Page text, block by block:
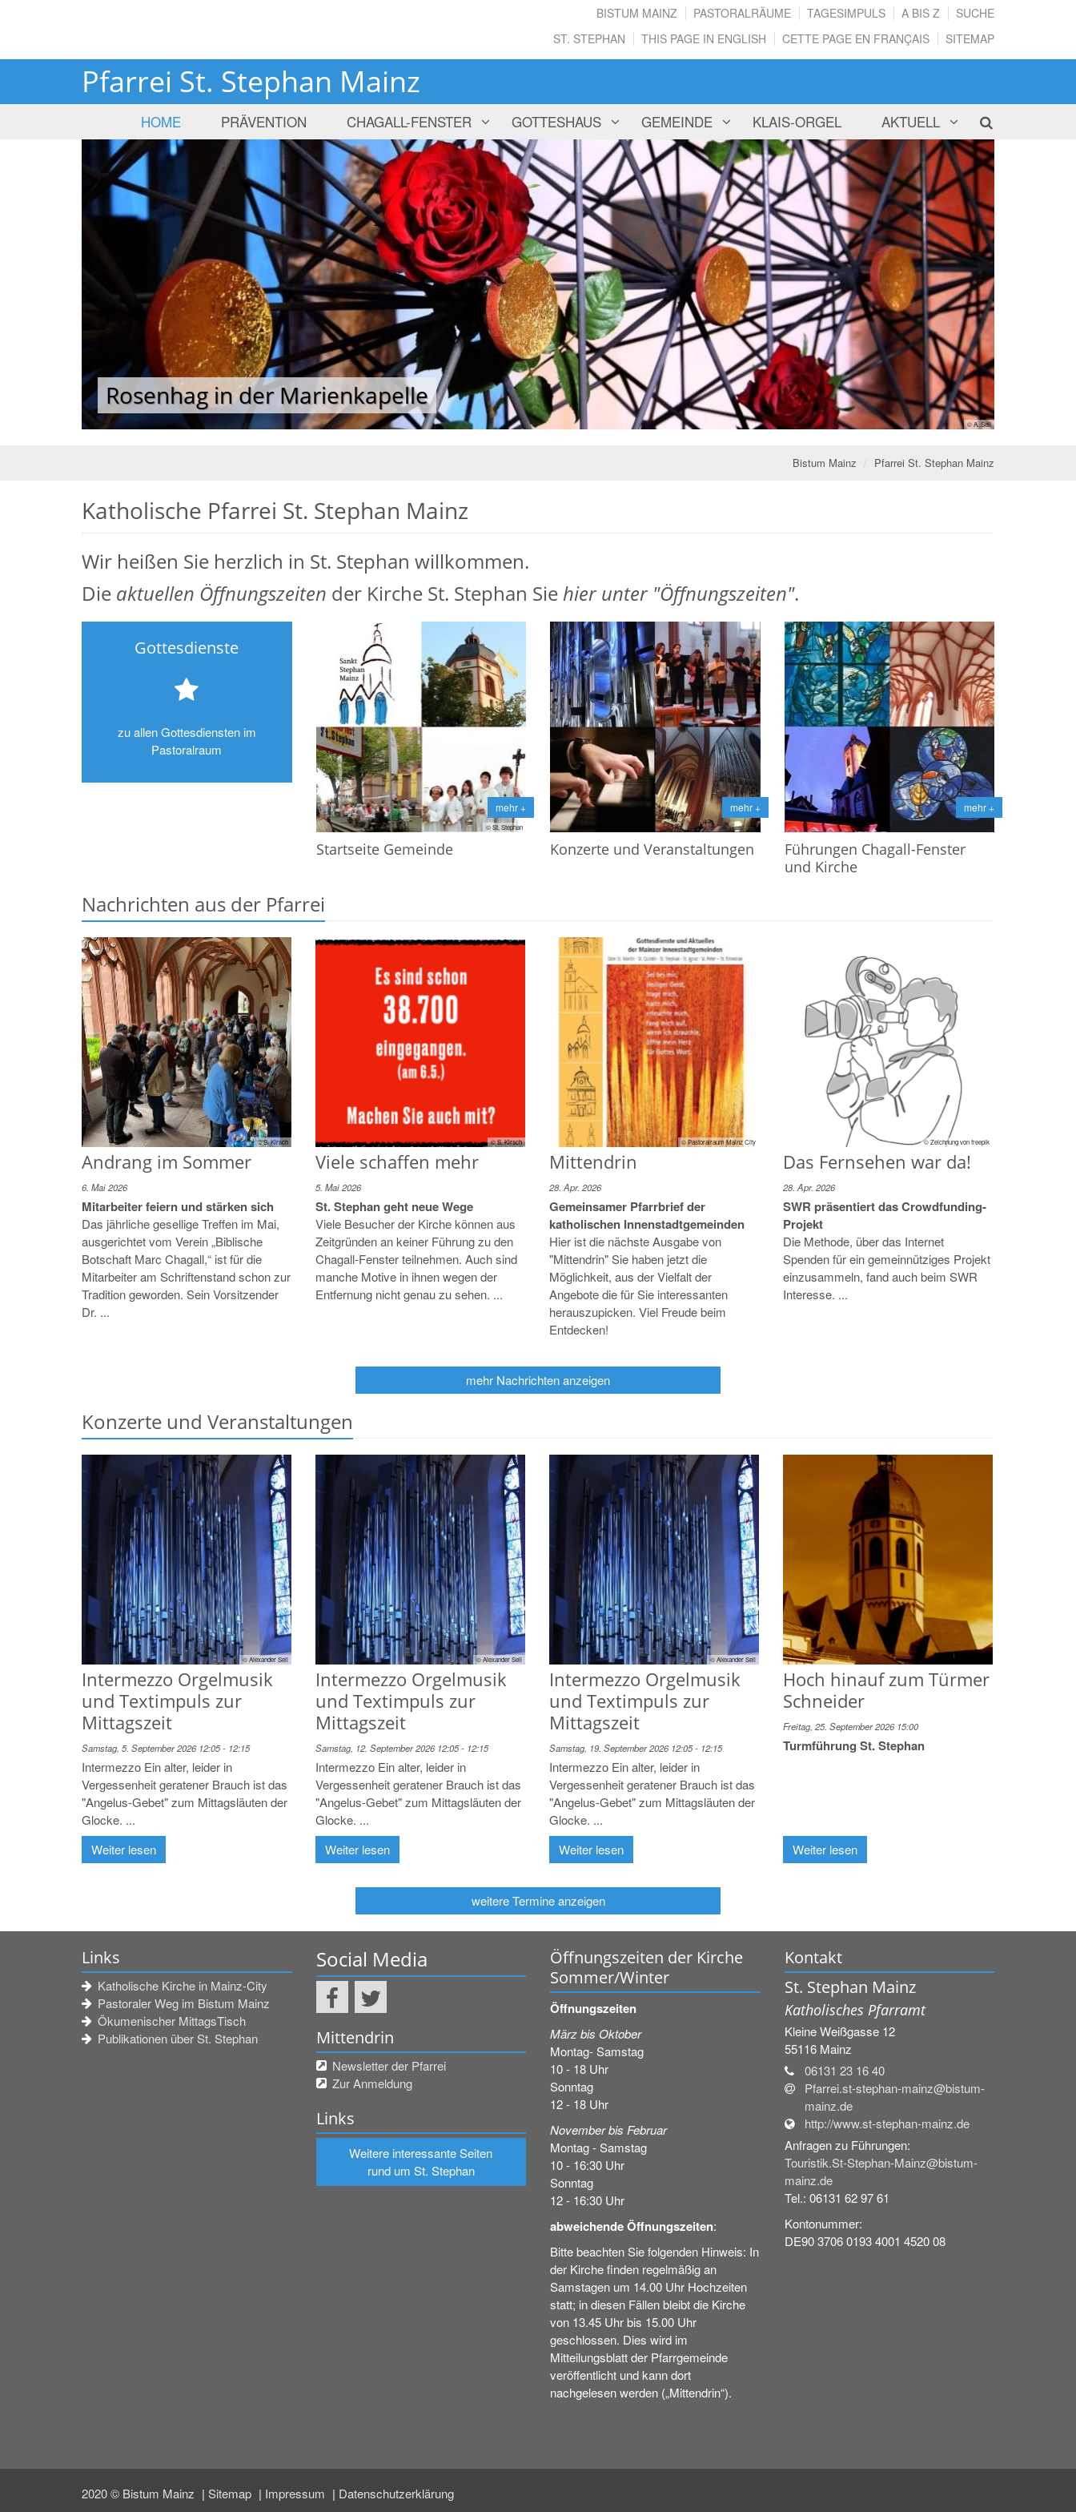
BISTUM MAINZ PASTORALRÄUME TAGESIMPULS A BIS Z
SUCHE
ST. STEPHAN
THIS PAGE IN ENGLISH CETTE PAGE EN FRANÇAIS SITEMAP
Pfarrei St. Stephan Mainz
HOME PRÄVENTION CHAGALL-FENSTER GOTTESHAUS GEMEINDE KLAIS-ORGEL AKTUELL
© A. Sell
Rosenhag in der Marienkapelle
Rosenhag in der Marienkapelle
Bistum Mainz Pfarrei St. Stephan Mainz
Katholische Pfarrei St. Stephan Mainz
Wir heißen Sie herzlich in St. Stephan willkommen.
Die aktuellen Öffnungszeiten der Kirche St. Stephan Siehier unter "Öffnungszeiten".
Gottesdienste
zu allen Gottesdiensten im
Pastoralraum
mehr +
© St. Stephan
Startseite Gemeinde
mehr +
Konzerte und Veranstaltungen
mehr +
Führungen Chagall-Fenster
und Kirche
Nachrichten aus der Pfarrei
© S. Kirsch
Andrang im Sommer
6. Mai 2026
Mitarbeiter feiern und stärken sich
Das jährliche gesellige Treffen im Mai,
ausgerichtet vom Verein „Biblische
Botschaft Marc Chagall,“ ist für die
Mitarbeiter am Schriftenstand schon zur
Tradition geworden. Sein Vorsitzender
Dr. ...
© S. Kirsch
Viele schaffen mehr
5. Mai 2026
St. Stephan geht neue Wege
Viele Besucher der Kirche können aus
Zeitgründen an keiner Führung zu den
Chagall-Fenster teilnehmen. Auch sind
manche Motive in ihnen wegen der
Entfernung nicht genau zu sehen. ...
© Pastoralraum Mainz City
Mittendrin
28. Apr. 2026
Gemeinsamer Pfarrbrief der
katholischen Innenstadtgemeinden
Hier ist die nächste Ausgabe von
"Mittendrin" Sie haben jetzt die
Möglichkeit, aus der Vielfalt der
Angebote die für Sie interessanten
herauszupicken. Viel Freude beim
Entdecken!
© Zeichnung von freepik
Das Fernsehen war da!
28. Apr. 2026
SWR präsentiert das Crowdfunding-
Projekt
Die Methode, über das Internet
Spenden für ein gemeinnütziges Projekt
einzusammeln, fand auch beim SWR
Interesse. ...
mehr Nachrichten anzeigen
Konzerte und Veranstaltungen
© Alexander Sell
Intermezzo Orgelmusik
und Textimpuls zur
Mittagszeit
Samstag, 5. September 2026 12:05 - 12:15
Intermezzo Ein alter, leider in
Vergessenheit geratener Brauch ist das
"Angelus-Gebet" zum Mittagsläuten der
Glocke. ...
Weiter lesen
© Alexander Sell
Intermezzo Orgelmusik
und Textimpuls zur
Mittagszeit
Samstag, 12. September 2026 12:05 - 12:15
Intermezzo Ein alter, leider in
Vergessenheit geratener Brauch ist das
"Angelus-Gebet" zum Mittagsläuten der
Glocke. ...
Weiter lesen
© Alexander Sell
Intermezzo Orgelmusik
und Textimpuls zur
Mittagszeit
Samstag, 19. September 2026 12:05 - 12:15
Intermezzo Ein alter, leider in
Vergessenheit geratener Brauch ist das
"Angelus-Gebet" zum Mittagsläuten der
Glocke. ...
Weiter lesen
Hoch hinauf zum Türmer
Schneider
Freitag, 25. September 2026 15:00
Turmführung St. Stephan
Weiter lesen
weitere Termine anzeigen
Links
Katholische Kirche in Mainz-City
Pastoraler Weg im Bistum Mainz
Ökumenischer MittagsTisch
Publikationen über St. Stephan
Social Media
Mittendrin
Newsletter der Pfarrei
Zur Anmeldung
Links
Weitere interessante Seiten
rund um St. Stephan
Öffnungszeiten der Kirche
Sommer/Winter
Öffnungszeiten
März bis Oktober
Montag- Samstag
10 - 18 Uhr
Sonntag
12 - 18 Uhr
November bis Februar
Montag - Samstag
10 - 16:30 Uhr
Sonntag
12 - 16:30 Uhr
abweichende Öffnungszeiten:
Bitte beachten Sie folgenden Hinweis: In
der Kirche finden regelmäßig an
Samstagen um 14.00 Uhr Hochzeiten
statt; in diesen Fällen bleibt die Kirche
von 13.45 Uhr bis 15.00 Uhr
geschlossen. Dies wird im
Mitteilungsblatt der Pfarrgemeinde
veröffentlicht und kann dort
nachgelesen werden („Mittendrin“).
Kontakt
St. Stephan Mainz
Katholisches Pfarramt
Kleine Weißgasse 12
55116 Mainz
06131 23 16 40
Pfarrei.st-stephan-mainz@bistum-
mainz.de
http://www.st-stephan-mainz.de
Anfragen zu Führungen:
Touristik.St-Stephan-Mainz@bistum-
mainz.de
Tel.: 06131 62 97 61
Kontonummer:
DE90 3706 0193 4001 4520 08
2020 © Bistum Mainz Sitemap Impressum Datenschutzerklärung